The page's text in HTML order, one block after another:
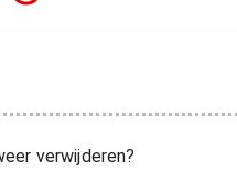
verwijderen?